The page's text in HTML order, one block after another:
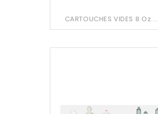
CARTOUCHES VIDES 8 Oz....